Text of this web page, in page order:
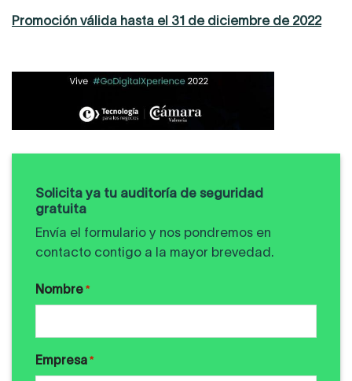
Promoción válida hasta el 31 de diciembre de 2022
Solicita ya tu auditoría de seguridad
gratuita
Envía el formulario y nos pondremos en
contacto contigo a la mayor brevedad.
Nombre *
Empresa *